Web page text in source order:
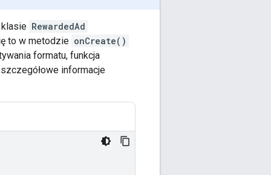
RewardedAd
to w metodzie onCreate()
formatu, funkcja
informacje